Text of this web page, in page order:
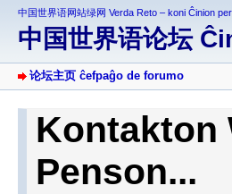
中国世界语网站绿网 Verda Reto – koni Ĉinion
中国世界语论坛
论坛主页 ĉefpaĝo de forumo
Kontakton
Penson...